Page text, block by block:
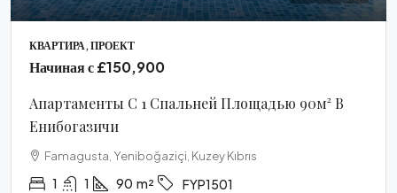
КВАРТИРА, ПРОЕКТ
Начиная с£150,900
Апартаменты С 1 Спальней Площадью 90м² В
Енибогазичи
Famagusta, Yeniboğaziçi, Kuzey Kıbrıs
1 1 90 m² FYP1501